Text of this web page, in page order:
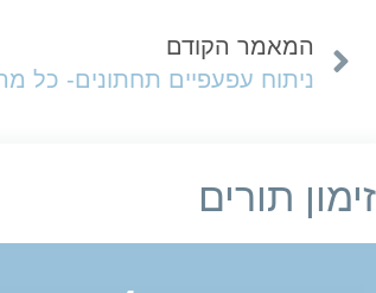
המאמר הקודם
זימון תורים